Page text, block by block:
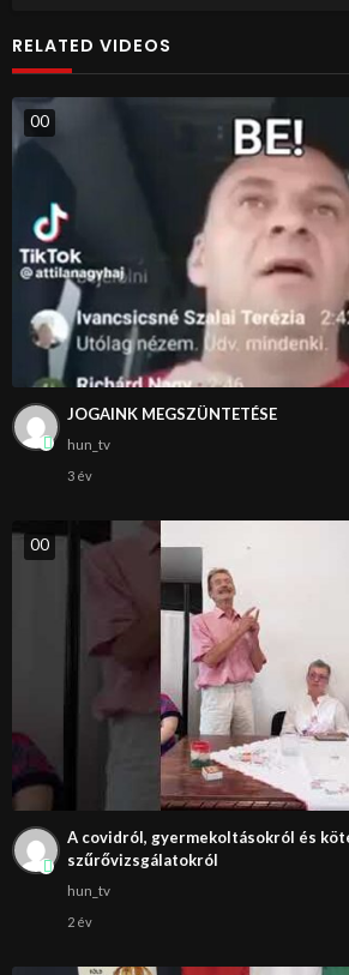
RELATED VIDEOS
00
JOGAINK MEGSZÜNTETÉSE
hun_tv
3 év
00
A covidról, gyermekoltásokról és
szűrővizsgálatokról
hun_tv
2 év